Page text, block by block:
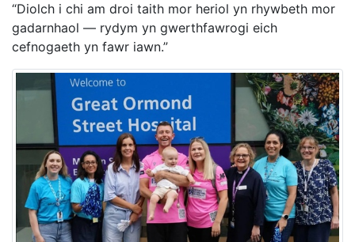
“Diolch i chi am droi taith mor heriol yn rhywbeth mor
gadarnhaol — rydym yn gwerthfawrogi eich
cefnogaeth yn fawr iawn.”